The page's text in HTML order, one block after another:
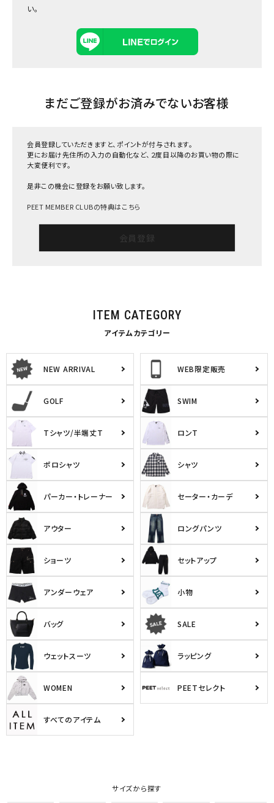
い。
まだご登録がお済みでないお客様
会員登録していただきますと、ポイントが付与されます。
更にお届け先住所の入力の自動化など、２度目以降のお買い物の際に
大変便利です。
是非この機会に登録をお願い致します。
PEET MEMBER CLUBの特典はこちら
会員登録
ITEM CATEGORY
アイテムカテゴリー
NEW ARRIVAL WEB限定販売
GOLF SWIM
Tシャツ/半端丈T ロンT
ポロシャツ シャツ
パーカー・トレーナー セーター・カーデ
アウター ロングパンツ
ショーツ セットアップ
アンダーウェア 小物
バッグ SALE
ウェットスーツ ラッピング
WOMEN PEETセレクト
すべてのアイテム
サイズから探す